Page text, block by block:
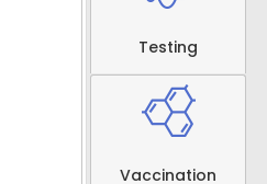
Testing
Vaccination